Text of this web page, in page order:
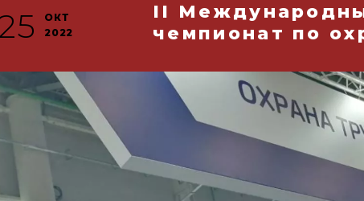
II
чемпионат по
ОКТ
2022